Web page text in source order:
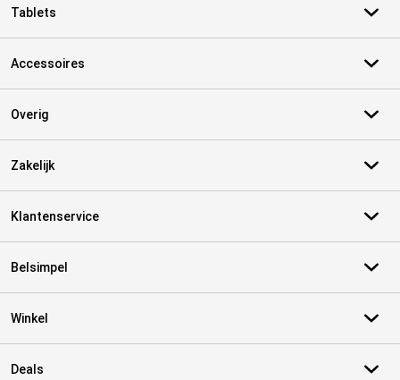
Tablets
Accessoires
Overig
Zakelijk
Klantenservice
Belsimpel
Winkel
Deals